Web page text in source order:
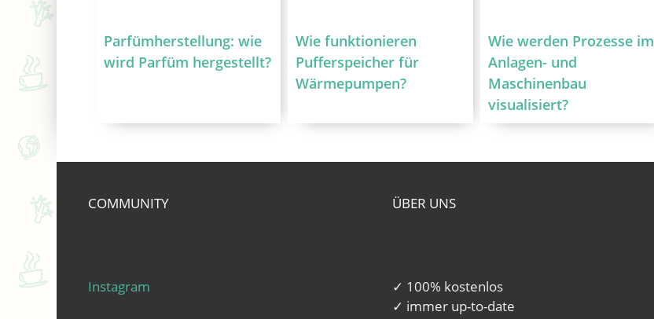
Parfümherstellung: wie
wird Parfüm hergestellt?
Wie funktionieren
Pufferspeicher für
Wärmepumpen?
Wie werden Prozesse im
Anlagen- und
Maschinenbau
visualisiert?
COMMUNITY
Instagram
ÜBER UNS
✓ 100% kostenlos
✓ immer up-to-date